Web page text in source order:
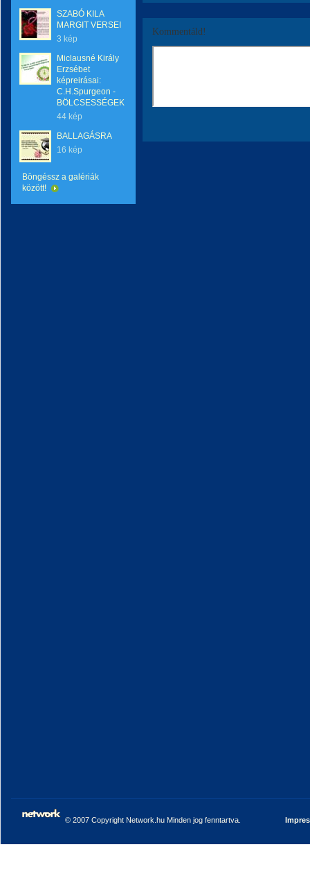
SZABÓ KILA
MARGIT VERSEI
3 kép
Miclausné Király
Erzsébet
képreirásai:
C.H.Spurgeon -
BÖLCSESSÉGEK
44 kép
BALLAGÁSRA
16 kép
Böngéssz a galériák
között!
Kommentáld!
© 2007 Copyright Network.hu Minden jog fenntartva.